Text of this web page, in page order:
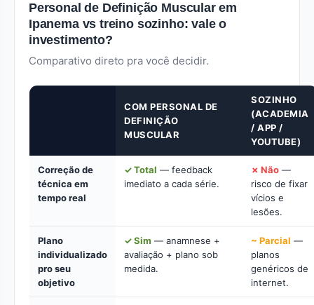
Personal de Definição Muscular em
Ipanema vs treino sozinho: vale o
investimento?
Comparativo direto pra você decidir.
COM PERSONAL DE
DEFINIÇÃO
MUSCULAR
SOZINHO
(ACADEMIA
/ APP /
YOUTUBE)
Correção de
técnica em
tempo real
✓ Total — feedback
imediato a cada série.
✗ Não —
risco de fixar
vícios e
lesões.
Plano
individualizado
pro seu
objetivo
✓ Sim — anamnese +
avaliação + plano sob
medida.
~ Parcial —
planos
genéricos de
internet.